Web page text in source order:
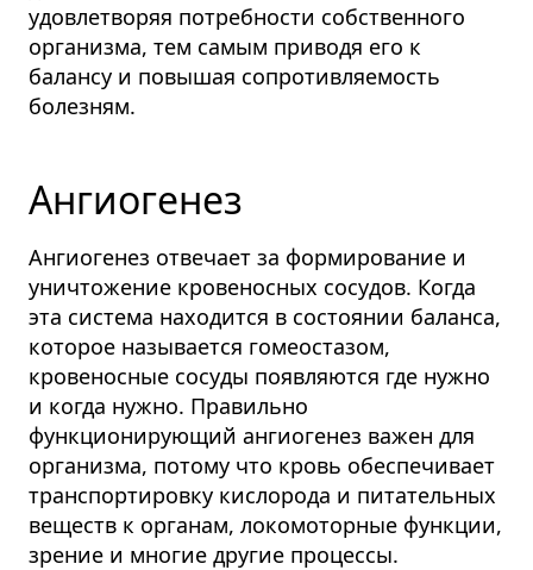
удовлетворяя потребности собственного
организма, тем самым приводя его к
балансу и повышая сопротивляемость
болезням.
Ангиогенез
Ангиогенез отвечает за формирование и
уничтожение кровеносных сосудов. Когда
эта система находится в состоянии баланса,
которое называется гомеостазом,
кровеносные сосуды появляются где нужно
и когда нужно. Правильно
функционирующий ангиогенез важен для
организма, потому что кровь обеспечивает
транспортировку кислорода и питательных
веществ к органам, локомоторные функции,
зрение и многие другие процессы.